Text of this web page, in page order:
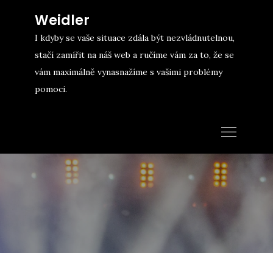
content
Weidler
I kdyby se vaše situace zdála být nezvládnutelnou,
stačí zamířit na náš web a ručíme vám za to, že se
vám maximálně vynasnažíme s vašimi problémy
pomoci.